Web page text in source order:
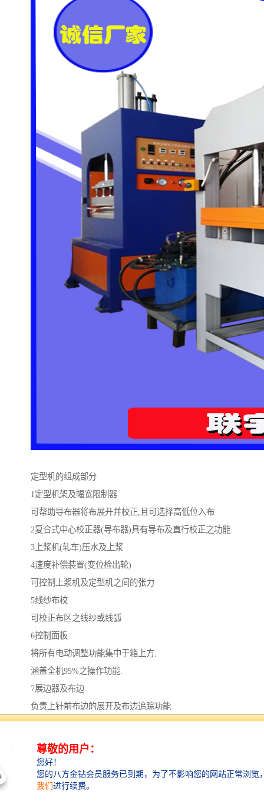
定型机的组成部分
1定型机架及幅宽限制器
可帮助导布器将布展开并校正,且可选择高低位入布
2复合式中心校正器(导布器)具有导布及直行校正之功能.
3上浆机(轧车)压水及上浆
4速度补偿装置(变位检出轮)
可控制上浆机及定型机之间的张力
5线纱布校
可校正布区之线纱或线弧
6控制面板
将所有电动调整功能集中于箱上方,
涵盖全机95%之操作功能.
7展边器及布边
负责上针前布边的展开及布边追踪功能.
8箱及缩拉码上针喂布装置
9针/夹链条及轨道
10热风循环风箱
11幅宽调整机